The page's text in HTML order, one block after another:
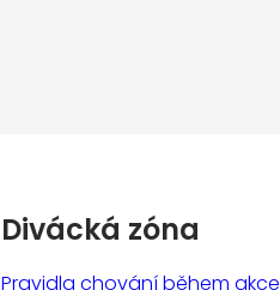
Divácká zóna
Pravidla chování během akce